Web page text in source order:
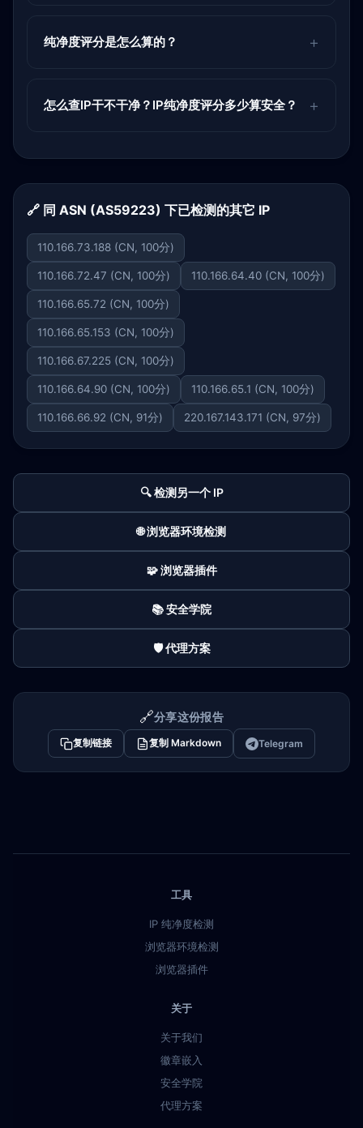
纯净度评分是怎么算的？
怎么查IP干不干净？IP纯净度评分多少算安全？
🔗 同 ASN (AS59223) 下已检测的其它 IP
110.166.73.188 (CN, 100分)
110.166.72.47 (CN, 100分) 110.166.64.40 (CN, 100分)
110.166.65.72 (CN, 100分)
110.166.65.153 (CN, 100分)
110.166.67.225 (CN, 100分)
110.166.64.90 (CN, 100分) 110.166.65.1 (CN, 100分)
110.166.66.92 (CN, 91分) 220.167.143.171 (CN, 97分)
🔍 检测另一个 IP
🌐 浏览器环境检测
🧩 浏览器插件
📚 安全学院
🛡️ 代理方案
🔗分享这份报告
复制链接 复制 Markdown Telegram
工具
IP 纯净度检测
浏览器环境检测
浏览器插件
关于
关于我们
徽章嵌入
安全学院
代理方案